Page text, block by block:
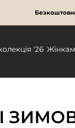
'26 Жінкам